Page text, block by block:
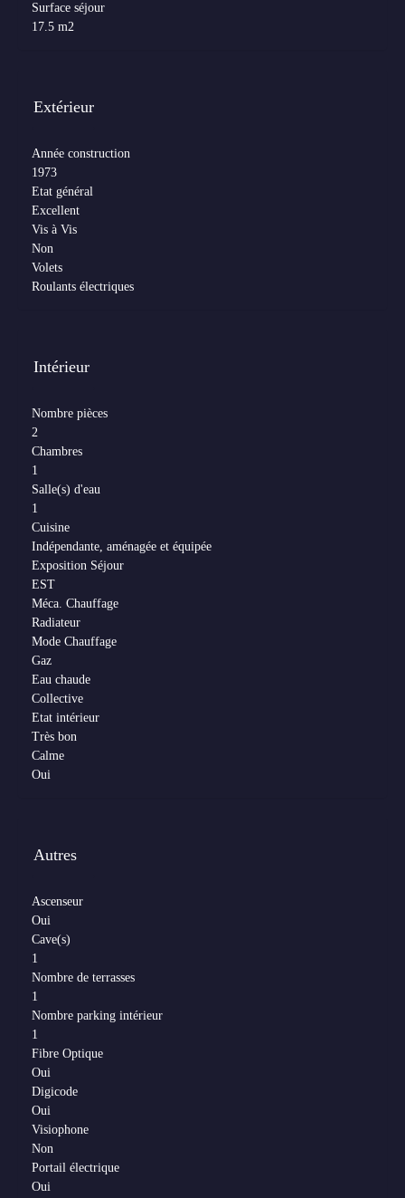
Surface séjour
17.5 m2
Extérieur
Année construction
1973
Etat général
Excellent
Vis à Vis
Non
Volets
Roulants électriques
Intérieur
Nombre pièces
2
Chambres
1
Salle(s) d'eau
1
Cuisine
Indépendante, aménagée et équipée
Exposition Séjour
EST
Méca. Chauffage
Radiateur
Mode Chauffage
Gaz
Eau chaude
Collective
Etat intérieur
Très bon
Calme
Oui
Autres
Ascenseur
Oui
Cave(s)
1
Nombre de terrasses
1
Nombre parking intérieur
1
Fibre Optique
Oui
Digicode
Oui
Visiophone
Non
Portail électrique
Oui